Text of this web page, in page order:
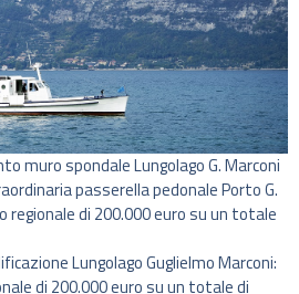
muro spondale Lungolago G. Marconi
passerella pedonale Porto G.
regionale di 200.000 euro su un totale
Lungolago Guglielmo Marconi:
di 200.000 euro su un totale di